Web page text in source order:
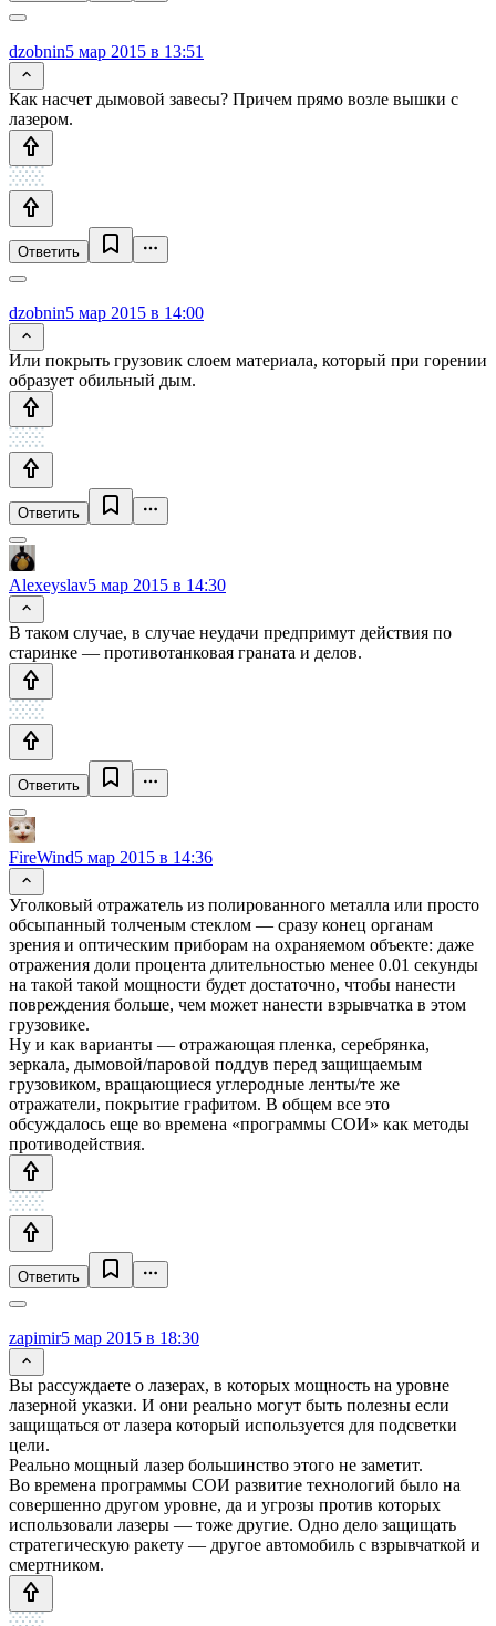
dzobnin5 мар 2015 в 13:51
Как насчет дымовой завесы? Причем прямо возле вышки с
лазером.
Ответить
dzobnin5 мар 2015 в 14:00
Или покрыть грузовик слоем материала, который при горении
образует обильный дым.
Ответить
Alexeyslav5 мар 2015 в 14:30
В таком случае, в случае неудачи предпримут действия по
старинке — противотанковая граната и делов.
Ответить
FireWind5 мар 2015 в 14:36
Уголковый отражатель из полированного металла или просто
обсыпанный толченым стеклом — сразу конец органам
зрения и оптическим приборам на охраняемом объекте: даже
отражения доли процента длительностью менее 0.01 секунды
на такой такой мощности будет достаточно, чтобы нанести
повреждения больше, чем может нанести взрывчатка в этом
грузовике.
Ну и как варианты — отражающая пленка, серебрянка,
зеркала, дымовой/паровой поддув перед защищаемым
грузовиком, вращающиеся углеродные ленты/те же
отражатели, покрытие графитом. В общем все это
обсуждалось еще во времена «программы СОИ» как методы
противодействия.
Ответить
zapimir5 мар 2015 в 18:30
Вы рассуждаете о лазерах, в которых мощность на уровне
лазерной указки. И они реально могут быть полезны если
защищаться от лазера который используется для подсветки
цели.
Реально мощный лазер большинство этого не заметит.
Во времена программы СОИ развитие технологий было на
совершенно другом уровне, да и угрозы против которых
использовали лазеры — тоже другие. Одно дело защищать
стратегическую ракету — другое автомобиль с взрывчаткой и
смертником.